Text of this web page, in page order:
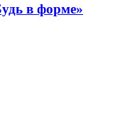
в форме»